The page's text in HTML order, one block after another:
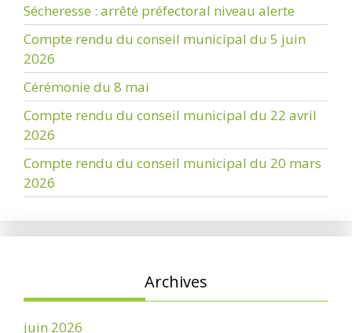
Sécheresse : arrêté préfectoral niveau alerte
Compte rendu du conseil municipal du 5 juin
2026
Cérémonie du 8 mai
Compte rendu du conseil municipal du 22 avril
2026
Compte rendu du conseil municipal du 20 mars
2026
Archives
juin 2026